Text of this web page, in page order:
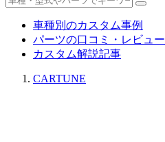
車種別のカスタム事例
パーツの口コミ・レビュー
カスタム解説記事
CARTUNE